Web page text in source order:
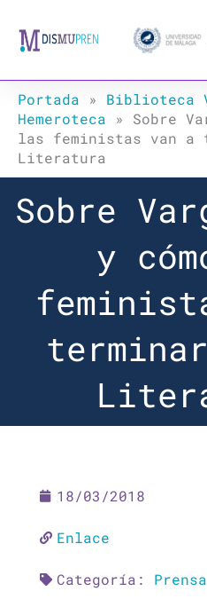
Portada » Biblioteca
Hemeroteca » Sobre
las feministas van a
Literatura
Sobre
y
18/03/2018
Enlace
Categoría: